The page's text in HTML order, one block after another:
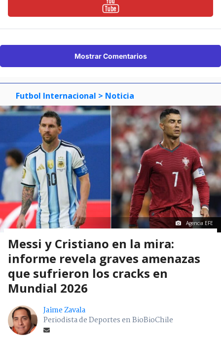
Mostrar Comentarios
Futbol Internacional > Noticia
Agencia EFE
Messi y Cristiano en la mira:
informe revela graves amenazas
que sufrieron los cracks en
Mundial 2026
Jaime Zavala
Periodista de Deportes en BioBioChile